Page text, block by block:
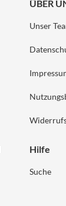
ÜBER
Unser
Hilfe
Suche